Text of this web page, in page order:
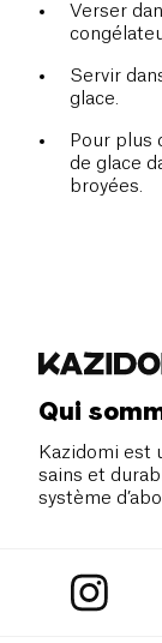
Verser
Servir
glace.
Pour plus
de glace
broyées.
Qui
Kazidomi est
sains et
système